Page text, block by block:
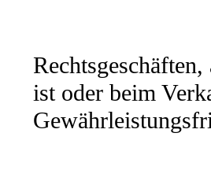
ist oder beim